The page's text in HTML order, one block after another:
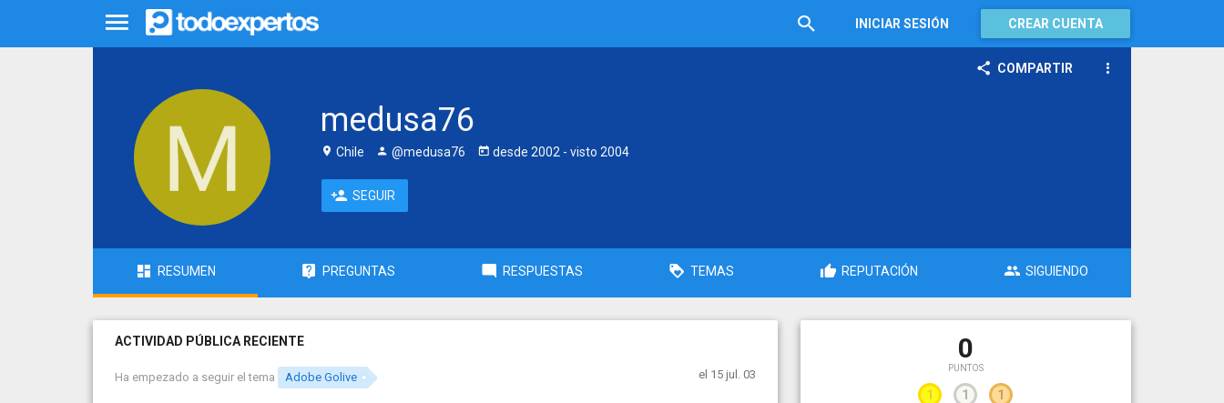
INICIAR SESIÓN CREAR CUENTA
COMPARTIR
medusa76
Chile @medusa76 desde 2002 - visto 2004
SEGUIR
RESUMEN PREGUNTAS RESPUESTAS TEMAS REPUTACIÓN SIGUIENDO
ACTIVIDAD PÚBLICA RECIENTE
Ha empezado a seguir el tema Adobe Golive el 15 jul. 03
0
PUNTOS
1 1 1